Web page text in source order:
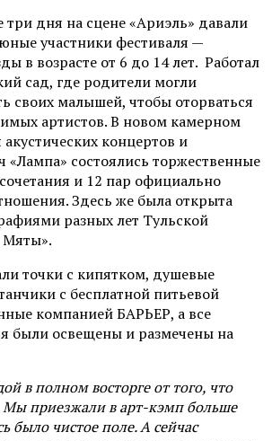
дня на сцене«Ариэль» давали
участники фестиваля —
в возрасте от 6 до 14 лет. Работал
сад, где родители могли
своих малышей, чтобы оторваться
артистов. В новом камерном
концертов и
«Лампа» состоялись торжественные
и 12 пар официально
Здесь же была открыта
разных лет Тульской
Мяты».
точки с кипятком, душевые
с бесплатной питьевой
компанией БАРЬЕР, а все
были освещены и размечены на
в полном восторге от того, что
Мы приезжали в арт-кэмп больше
было чистое поле. А сейчас